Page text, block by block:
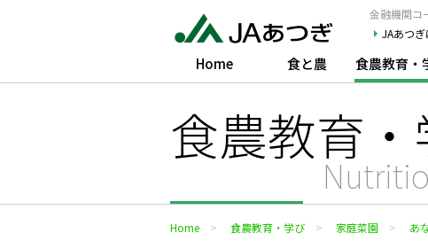
金融機関コ
JAあつ
Home 食と農 食農教育・
食農教育
Home 食農教育・学び 家庭菜園 あ